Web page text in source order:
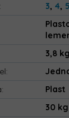
: 3, 4, 5
3,8 kg
:
:
Plast
30 kg